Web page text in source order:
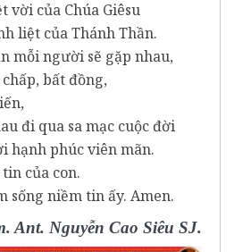
vời của Chúa Giêsu
liệt của Thánh Thần.
mỗi người sẽ gặp nhau,
bất đồng,
đi qua sa mạc cuộc đời
hạnh phúc viên mãn.
của con.
sống niềm tin ấy. Amen.
Ant. Nguyễn Cao Siêu SJ.